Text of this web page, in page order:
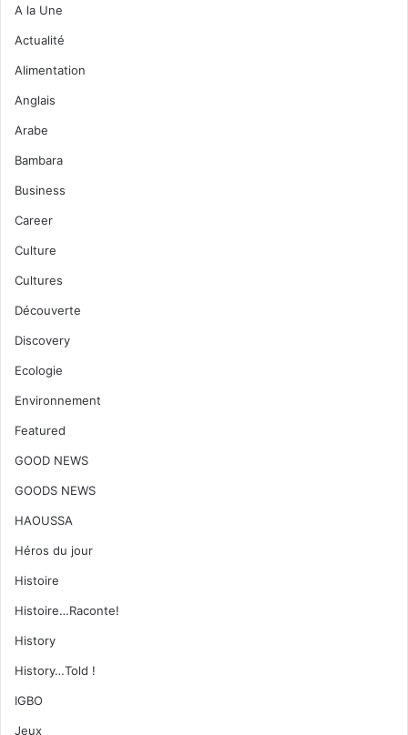
A la Une
Actualité
Alimentation
Anglais
Arabe
Bambara
Business
Career
Culture
Cultures
Découverte
Discovery
Ecologie
Environnement
Featured
GOOD NEWS
GOODS NEWS
HAOUSSA
Héros du jour
Histoire
Histoire…Raconte!
History
History…Told !
IGBO
Jeux